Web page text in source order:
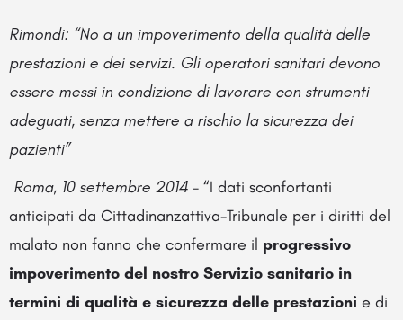
Rimondi: “No a un impoverimento della qualità delle
prestazioni e dei servizi. Gli operatori sanitari devono
essere messi in condizione di lavorare con strumenti
adeguati, senza mettere a rischio la sicurezza dei
pazienti”
Roma, 10 settembre 2014 – “I dati sconfortanti
anticipati da Cittadinanzattiva-Tribunale per i diritti del
malato non fanno che confermare il progressivo
impoverimento del nostro Servizio sanitario in
termini di qualità e sicurezza delle prestazioni e di